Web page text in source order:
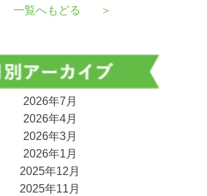
一覧へもどる ＞
2026年7月
2026年4月
2026年3月
2026年1月
2025年12月
2025年11月